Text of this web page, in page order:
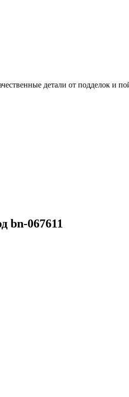
детали от подделок и
bn-067611